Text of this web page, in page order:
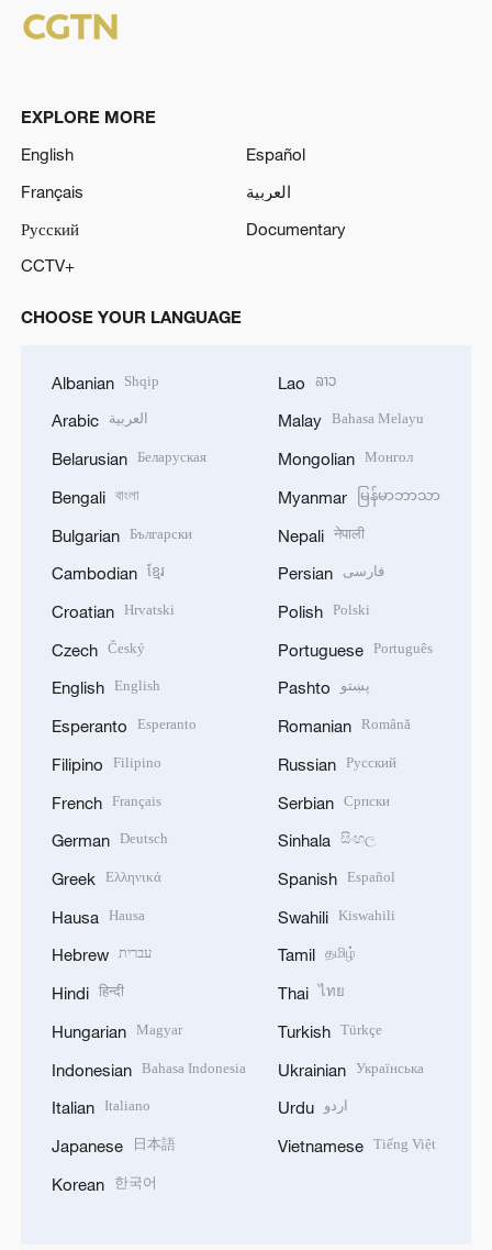
EXPLORE MORE
English
Español
Français
العربية
Русский
Documentary
CCTV+
CHOOSE YOUR LANGUAGE
Albanian Shqip
Arabic العربية
Belarusian Беларуская
Bengali বাংলা
Bulgarian Български
Cambodian ខ្មែរ
Croatian Hrvatski
Czech Český
English English
Esperanto Esperanto
Filipino Filipino
French Français
German Deutsch
Greek Ελληνικά
Hausa Hausa
Hebrew עברית
Hindi हिन्दी
Hungarian Magyar
Indonesian Bahasa Indonesia
Italian Italiano
Japanese 日本語
Korean 한국어
Lao ລາວ
Malay Bahasa Melayu
Mongolian Монгол
Myanmar မြန်မာဘာသာ
Nepali नेपाली
Persian فارسی
Polish Polski
Portuguese Português
Pashto پښتو
Romanian Română
Russian Русский
Serbian Српски
Sinhala සිංහල
Spanish Español
Swahili Kiswahili
Tamil தமிழ்
Thai ไทย
Turkish Türkçe
Ukrainian Українська
Urdu اردو
Vietnamese Tiếng Việt